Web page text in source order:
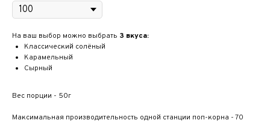
На ваш выбор можно выбрать 3 вкуса:
Классический солёный
Карамельный
Сырный
Вес порции - 50г
Максимальная производительность одной станции поп-корна - 70